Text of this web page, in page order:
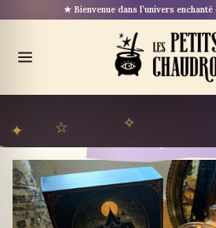
au
★ Bienvenue dans l’univers
Ouvrir
le